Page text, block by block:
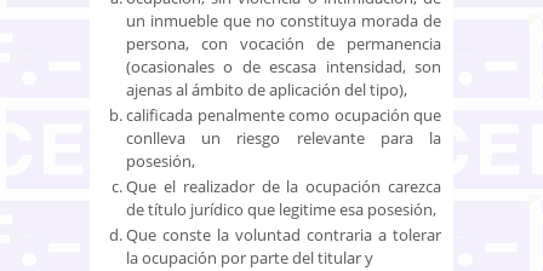
un inmueble que no constituya morada de
persona, con vocación de permanencia
(ocasionales o de escasa intensidad, son
ajenas al ámbito de aplicación del tipo),
calificada penalmente como ocupación que
conlleva un riesgo relevante para la
posesión,
Que el realizador de la ocupación carezca
de título jurídico que legitime esa posesión,
Que conste la voluntad contraria a tolerar
la ocupación por parte del titular y